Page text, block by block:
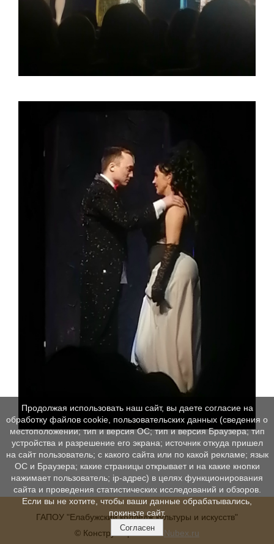
ГАПОУ "Елабужский колледж культуры и искусств"
© Конструктор сайтовNubex.ru
Продолжая использовать наш сайт, вы даете согласие на
обработку файлов cookie, пользовательских данных (сведения о
местоположении; тип и версия ОС; тип и версия Браузера; тип
устройства и разрешение его экрана; источник откуда пришел
на сайт пользователь; с какого сайта или по какой рекламе; язык
ОС и Браузера; какие страницы открывает и на какие кнопки
нажимает пользователь; ip-адрес) в целях функционирования
сайта и проведения статистических исследований и обзоров.
Если вы не хотите, чтобы ваши данные обрабатывались,
покиньте сайт.
Согласен